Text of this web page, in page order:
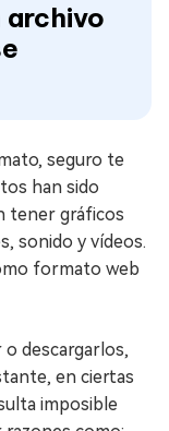
archivo
seguro te
han sido
tener gráficos
sonido y vídeos.
formato web
descargarlos,
en ciertas
imposible